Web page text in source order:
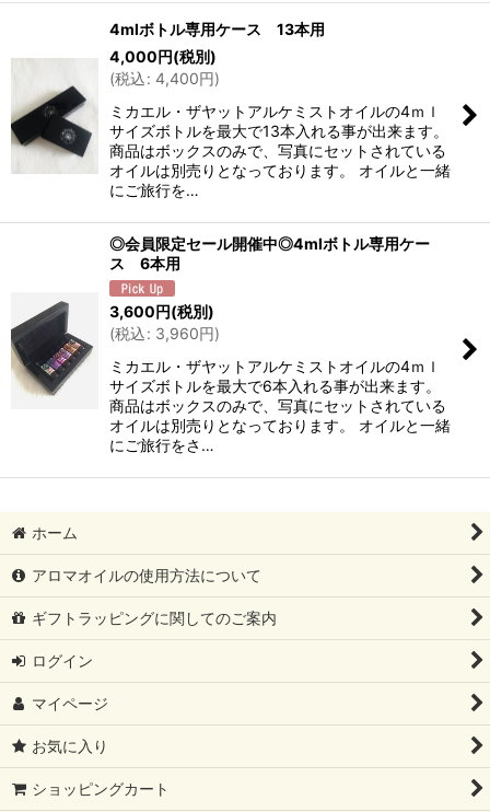
4mlボトル専用ケース 13本用
4,000円(税別)
(税込: 4,400円)
ミカエル・ザヤットアルケミストオイルの4ｍｌ
サイズボトルを最大で13本入れる事が出来ます。
商品はボックスのみで、写真にセットされている
オイルは別売りとなっております。 オイルと一緒
にご旅行を…
◎会員限定セール開催中◎4mlボトル専用ケー
ス 6本用
3,600円(税別)
(税込: 3,960円)
ミカエル・ザヤットアルケミストオイルの4ｍｌ
サイズボトルを最大で6本入れる事が出来ます。
商品はボックスのみで、写真にセットされている
オイルは別売りとなっております。 オイルと一緒
にご旅行をさ…
ホーム
アロマオイルの使用方法について
ギフトラッピングに関してのご案内
ログイン
マイページ
お気に入り
ショッピングカート